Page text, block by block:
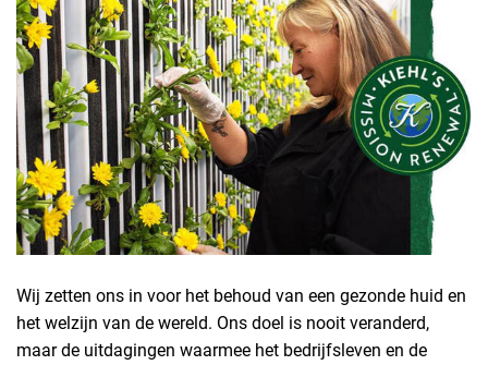
Wij zetten ons in voor het behoud van een gezonde huid en
het welzijn van de wereld. Ons doel is nooit veranderd,
maar de uitdagingen waarmee het bedrijfsleven en de